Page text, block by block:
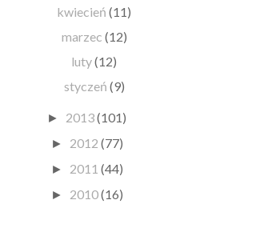
kwiecień(11)
marzec (12)
luty(12)
styczeń (9)
► 2013(101)
► 2012 (77)
► 2011 (44)
► 2010(16)